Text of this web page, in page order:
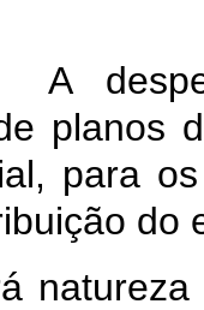
A
planos
para
do